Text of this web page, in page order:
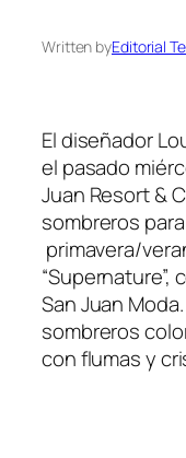
Written byEditorial
El diseñador
el pasado
Juan Resort &
sombreros
primavera/
San Juan
sombreros
con flumas y